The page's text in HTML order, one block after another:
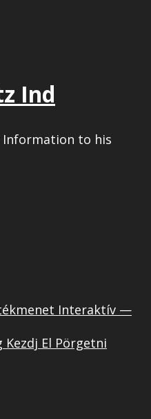
Ind
Information to his
Interaktív —
Kezdj El Pörgetni